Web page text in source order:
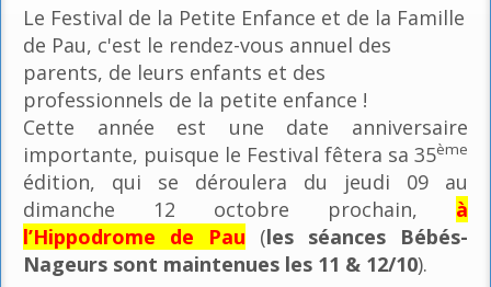
Le Festival de la Petite Enfance et de la Famille
de Pau, c'est le rendez-vous annuel des
parents, de leurs enfants et des
professionnels de la petite enfance !
Cette année est une date anniversaire
importante, puisque le Festival fêtera sa 35ème
édition, qui se déroulera du jeudi 09 au
dimanche 12 octobre prochain, à
l’Hippodrome de Pau (les séances Bébés-
Nageurs sont maintenues les 11 & 12/10).